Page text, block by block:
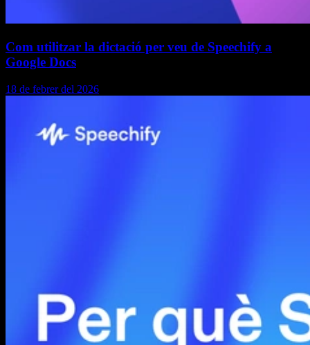
Com utilitzar la dictació per veu de Speechify a
Google Docs
18 de febrer del 2026